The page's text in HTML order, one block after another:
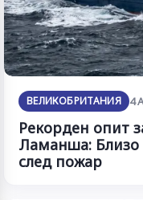
ВЕЛИКОБРИТАНИЯ 4
Рекорден опит
Ламанша: Близо
след пожар